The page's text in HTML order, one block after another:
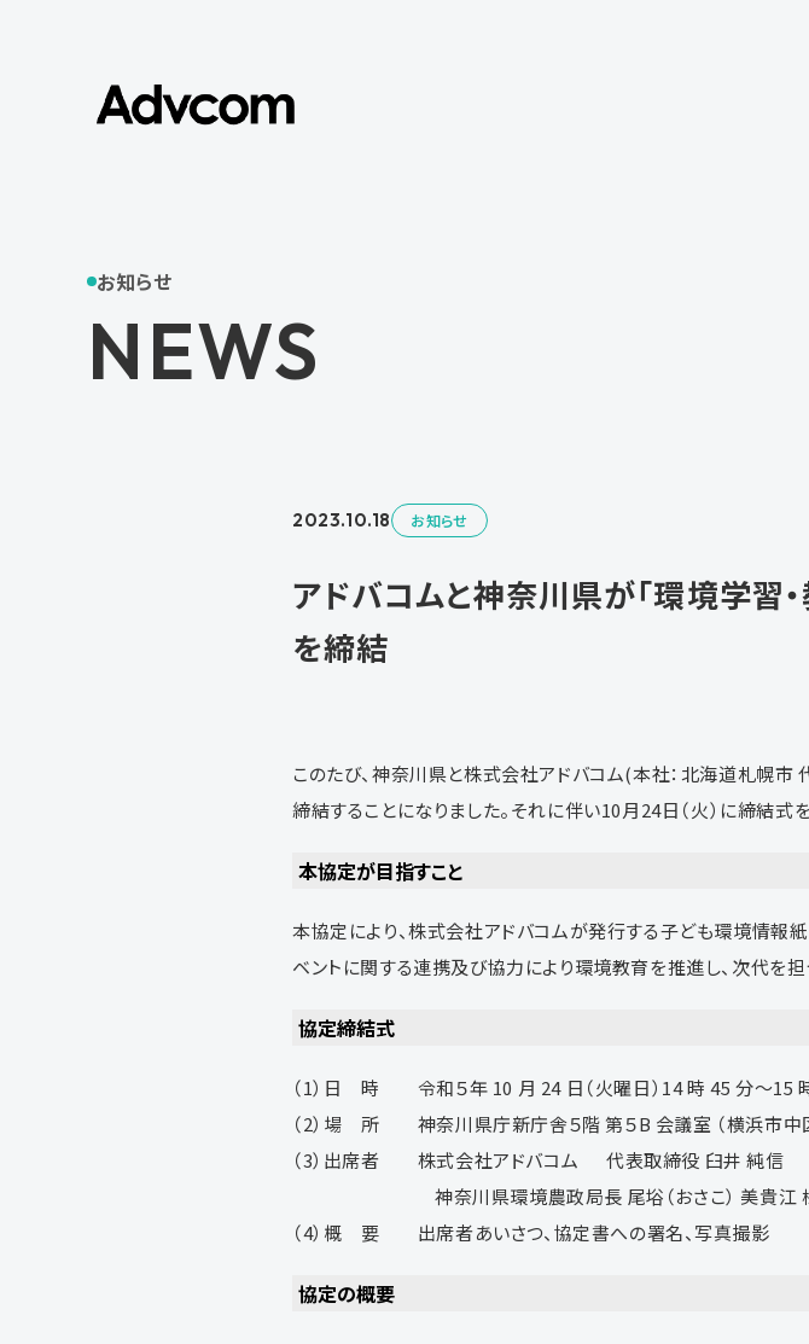
お知らせ
NEWS
2023.10.18 お知らせ
アドバコムと神奈川県が「環境学習
を締結
このたび、神奈川県と株式会社アドバコム(本社：北海道札幌
締結することになりました。それに伴い10月24日（火）に締結式
本協定が目指すこと
本協定により、株式会社アドバコムが発行する子ども環境情報
ベントに関する連携及び協力により環境教育を推進し、次代を
協定締結式
（1）日 時 令和５年 10 月 24 日（火曜日）14 時 45 分～15
（2）場 所 神奈川県庁新庁舎５階 第５B 会議室 （横浜市中
（3）出席者 株式会社アドバコム 代表取締役 臼井 純信
神奈川県環境農政局長 尾﨏（おさこ） 美貴江
（4）概 要 出席者あいさつ、協定書への署名、写真撮影
協定の概要